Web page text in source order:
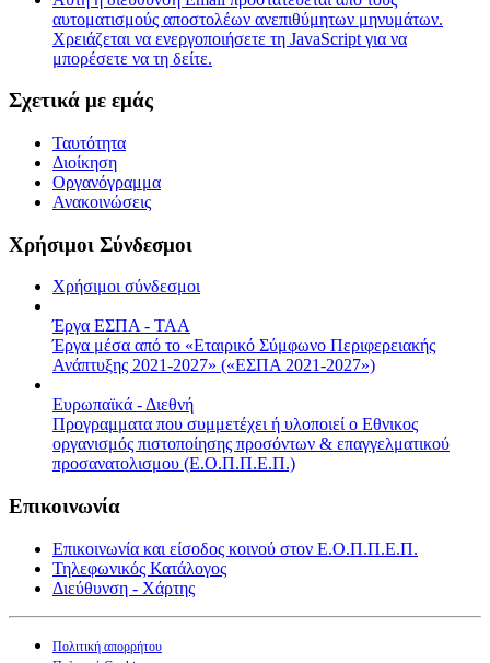
αυτοματισμούς αποστολέων ανεπιθύμητων μηνυμάτων.
Χρειάζεται να ενεργοποιήσετε τη JavaScript για να
μπορέσετε να τη δείτε.
Σχετικά με εμάς
Ταυτότητα
Διοίκηση
Οργανόγραμμα
Ανακοινώσεις
Χρήσιμοι Σύνδεσμοι
Χρήσιμοι σύνδεσμοι
Έργα ΕΣΠΑ - ΤΑΑ
Έργα μέσα από το «Εταιρικό Σύμφωνο Περιφερειακής
Ανάπτυξης 2021-2027» («ΕΣΠΑ 2021-2027»)
Ευρωπαϊκά - Διεθνή
Προγραμματα που συμμετέχει ή υλοποιεί ο Εθνικος
οργανισμός πιστοποίησης προσόντων & επαγγελματικού
προσανατολισμου (Ε.Ο.Π.Π.Ε.Π.)
Επικοινωνία
Επικοινωνία και είσοδος κοινού στον Ε.Ο.Π.Π.Ε.Π.
Τηλεφωνικός Κατάλογος
Διεύθυνση - Χάρτης
Πολιτική απορρήτου